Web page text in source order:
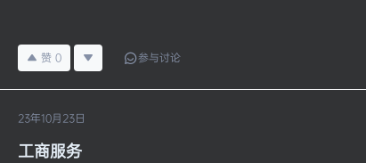
赞 0 参与讨论
23年10月23日
工商服务